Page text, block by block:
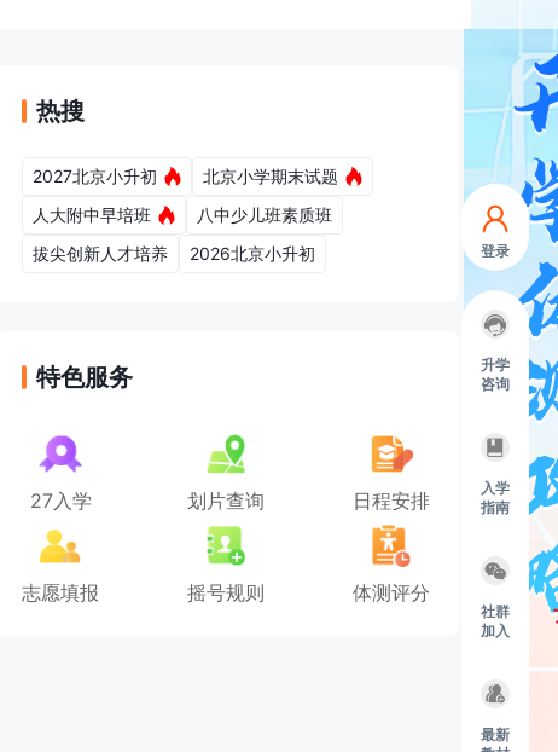
登录
升学
咨询
入学
指南
社群
加入
最新
热搜
2027北京小升初
北京小学期末试题
人大附中早培班
八中少儿班素质班
拔尖创新人才培养
2026北京小升初
特色服务
27入学 划片查询 日程安排
志愿填报 摇号规则 体测评分